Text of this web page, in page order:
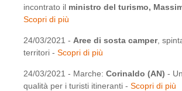
incontrato il ministro del turismo,
Scopri di più
24/03/2021 - Aree di sosta camper,
territori - Scopri di più
24/03/2021 - Marche: Corinaldo (AN) -
qualità per i turisti itineranti - Scopri di più